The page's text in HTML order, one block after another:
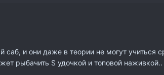
и они даже в теории не могут учиться
рыбачить S удочкой и топовой наживкой..